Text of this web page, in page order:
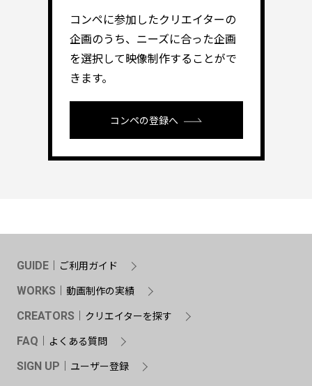
コンペに参加したクリエイターの
企画のうち、ニーズに合った企画
を選択して映像制作することがで
きます。
コンペの登録へ
GUIDE ご利用ガイド
WORKS 動画制作の実績
CREATORS クリエイターを探す
FAQ よくある質問
SIGN UP ユーザー登録